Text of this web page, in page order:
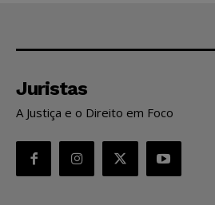
Juristas
A Justiça e o Direito em Foco